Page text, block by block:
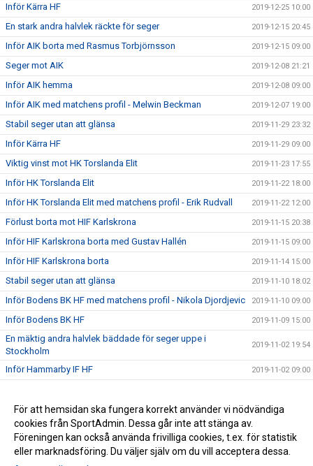
Inför Kärra HF 2019-12-25 10:00
En stark andra halvlek räckte för seger 2019-12-15 20:45
Inför AIK borta med Rasmus Torbjörnsson 2019-12-15 09:00
Seger mot AIK 2019-12-08 21:21
Inför AIK hemma 2019-12-08 09:00
Inför AIK med matchens profil - Melwin Beckman 2019-12-07 19:00
Stabil seger utan att glänsa 2019-11-29 23:32
Inför Kärra HF 2019-11-29 09:00
Viktig vinst mot HK Torslanda Elit 2019-11-23 17:55
Inför HK Torslanda Elit 2019-11-22 18:00
Inför HK Torslanda Elit med matchens profil - Erik Rudvall 2019-11-22 12:00
Förlust borta mot HIF Karlskrona 2019-11-15 20:38
Inför HIF Karlskrona borta med Gustav Hallén 2019-11-15 09:00
Inför HIF Karlskrona borta 2019-11-14 15:00
Stabil seger utan att glänsa 2019-11-10 18:02
Inför Bodens BK HF med matchens profil - Nikola Djordjevic 2019-11-10 09:00
Inför Bodens BK HF 2019-11-09 15:00
En mäktig andra halvlek bäddade för seger uppe i
Stockholm
2019-11-02 19:54
Inför Hammarby IF HF 2019-11-02 09:00
Inför Rimbo HK med matchens profil - Daniel Bergqvist 2019-10-17 11:40
Kryss mot Skånela 2019-10-16 14:37
För att hemsidan ska fungera korrekt använder vi nödvändiga
cookies från SportAdmin. Dessa går inte att stänga av.
Föreningen kan också använda frivilliga cookies, t.ex. för statistik
eller marknadsföring. Du väljer själv om du vill acceptera dessa.